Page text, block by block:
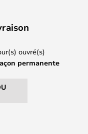
ouvré(s)
permanente